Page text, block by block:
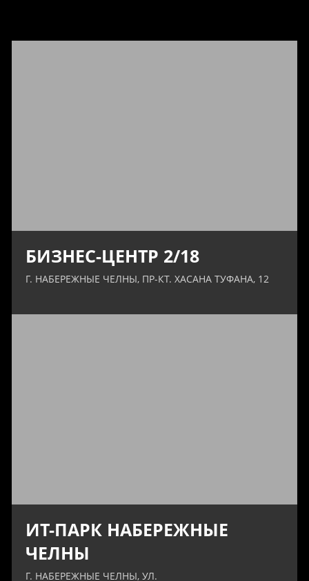
БИЗНЕС-ЦЕНТР 2/18
Г. НАБЕРЕЖНЫЕ ЧЕЛНЫ, ПР-КТ. ХАСАНА ТУФАНА, 12
ИТ-ПАРК НАБЕРЕЖНЫЕ
ЧЕЛНЫ
Г. НАБЕРЕЖНЫЕ ЧЕЛНЫ, УЛ.